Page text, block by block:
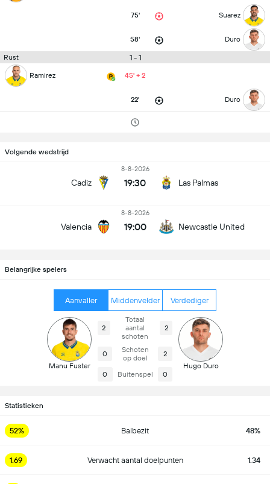
75' Suarez
58' Duro
Rust 1 - 1
Ramirez 45' + 2
22' Duro
Volgende wedstrijd
Cadiz
8-8-2026
19:30 Las Palmas
Valencia
8-8-2026
19:00 Newcastle United
Belangrijke spelers
Aanvaller Middenvelder Verdediger
Manu Fuster
2
Totaal
aantal
schoten
2
0
Schoten
op doel
2
0 Buitenspel 0
Hugo Duro
Statistieken
52% Balbezit 48%
1.69 Verwacht aantal doelpunten 1.34